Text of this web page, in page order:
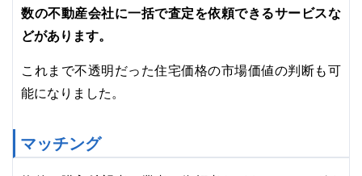
数の不動産会社に一括で査定を依頼できるサービスな
どがあります。
これまで不透明だった住宅価格の市場価値の判断も可
能になりました。
マッチング